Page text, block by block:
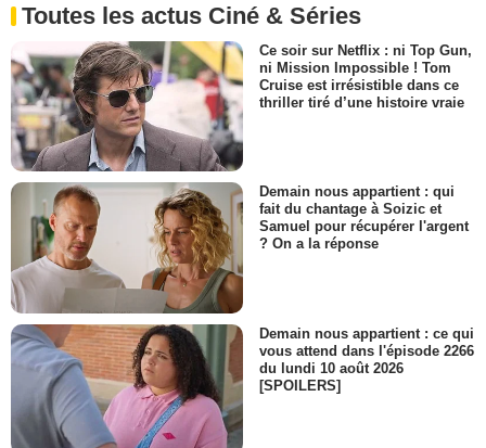
Toutes les actus Ciné & Séries
Ce soir sur Netflix : ni Top Gun,
ni Mission Impossible ! Tom
Cruise est irrésistible dans ce
thriller tiré d’une histoire vraie
Demain nous appartient : qui
fait du chantage à Soizic et
Samuel pour récupérer l'argent
? On a la réponse
Demain nous appartient : ce qui
vous attend dans l'épisode 2266
du lundi 10 août 2026
[SPOILERS]